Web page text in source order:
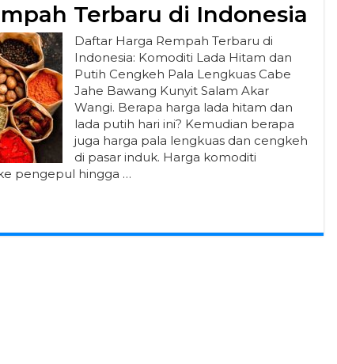
Terbaru di Indonesia
Daftar Harga Rempah Terbaru di
Indonesia: Komoditi Lada Hitam dan
Putih Cengkeh Pala Lengkuas Cabe
Jahe Bawang Kunyit Salam Akar
Wangi. Berapa harga lada hitam dan
lada putih hari ini? Kemudian berapa
juga harga pala lengkuas dan cengkeh
di pasar induk. Harga komoditi
pengepul hingga …